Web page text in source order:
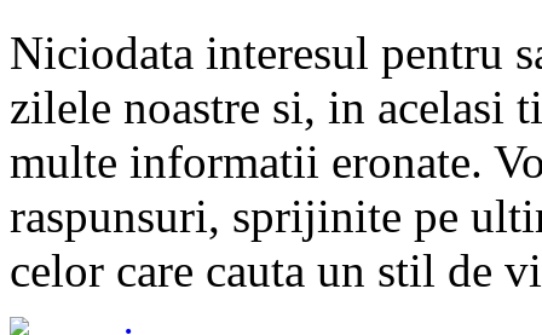
Niciodata interesul pentru
zilele noastre si, in acelasi
multe informatii eronate.
raspunsuri, sprijinite pe
celor care cauta un stil de